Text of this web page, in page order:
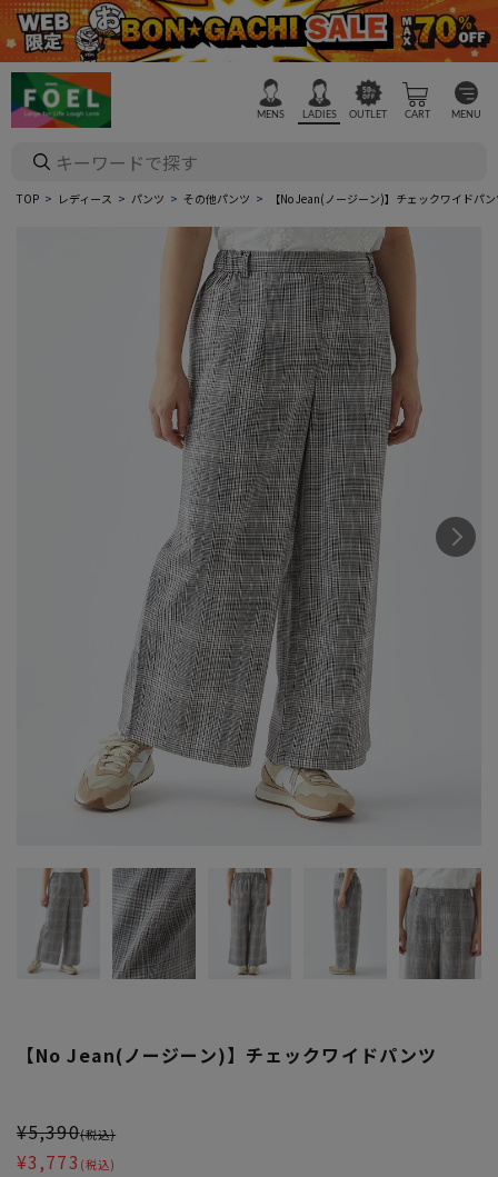
MENS LADIES OUTLET CART MENU
TOP レディース パンツ その他パンツ 【No Jean(ノージーン)】チェックワイドパ
【No Jean(ノージーン)】チェックワイドパンツ
¥5,390(税込)
¥3,773 (税込)